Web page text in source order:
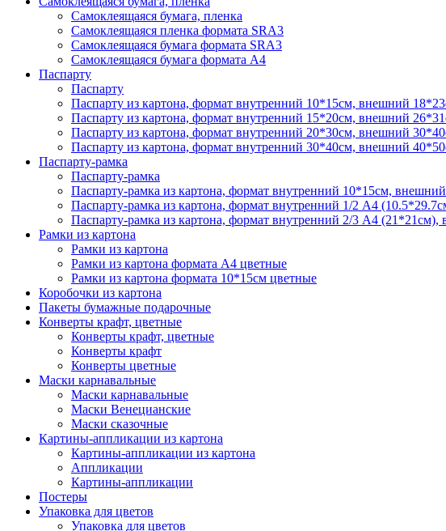
Самоклеящаяся бумага, пленка
Самоклеящаяся пленка формата SRА3
Самоклеящаяся бумага формата SRА3
Самоклеящаяся бумага формата А4
Паспарту
Паспарту
Паспарту из картона, формат внутренний 10*15см, внешний
Паспарту из картона, формат внутренний 15*20см, внешний
Паспарту из картона, формат внутренний 20*30см, внешний
Паспарту из картона, формат внутренний 30*40см, внешний
Паспарту-рамка
Паспарту-рамка
Паспарту-рамка из картона, формат внутренний 10*15см,
Паспарту-рамка из картона, формат внутренний 1/2 А4
Паспарту-рамка из картона, формат внутренний 2/3 А4
Рамки из картона
Рамки из картона
Рамки из картона формата А4 цветные
Рамки из картона формата 10*15см цветные
Коробочки из картона
Пакеты бумажные подарочные
Конверты крафт, цветные
Конверты крафт, цветные
Конверты крафт
Конверты цветные
Маски карнавальные
Маски карнавальные
Маски Венецианские
Маски сказочные
Картины-аппликации из картона
Картины-аппликации из картона
Аппликации
Картины-аппликации
Постеры
Упаковка для цветов
Упаковка для цветов